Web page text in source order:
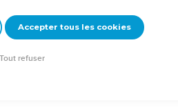
contact theotex@gmail.com
Accepter tous les cookies
Tout refuser